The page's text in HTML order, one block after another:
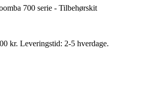
700 serie - Tilbehørskit
kr. Leveringstid: 2-5 hverdage.